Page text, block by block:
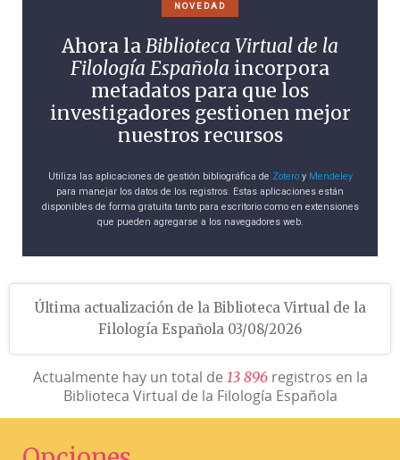
NOVEDAD
Ahora laBiblioteca Virtual de la
Filología Española incorpora
metadatos para que los
investigadores gestionen mejor
nuestros recursos
Utiliza las aplicaciones de gestión bibliográfica de Zoteroy Mendeley
para manejar los datos de los registros. Estas aplicaciones están
disponibles de forma gratuita tanto para escritorio como en extensiones
que pueden agregarse a los navegadores web.
Última actualización de la Biblioteca Virtual de la
Filología Española 03/08/2026
Actualmente hay un total de 13 896registros en la
Biblioteca Virtual de la Filología Española